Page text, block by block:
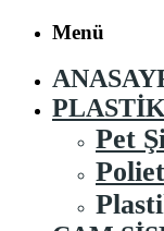
Menü
Pet